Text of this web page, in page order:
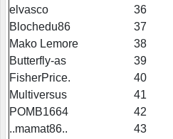
elvasco
36
Blochedu86
37
Mako Lemore
38
Butterfly-as
39
FisherPrice.
40
Multiversus
41
POMB1664
42
..mamat86..
43